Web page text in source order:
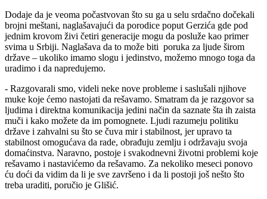
Dodaje da je veoma počastvovan što su ga u selu srdačno dočekali
brojni meštani, naglašavajući da porodice poput Gerzića gde pod
jednim krovom živi četiri generacije mogu da posluže kao primer
svima u Srbiji. Naglašava da to može biti poruka za ljude širom
države – ukoliko imamo slogu i jedinstvo, možemo mnogo toga da
uradimo i da napredujemo.
- Razgovarali smo, videli neke nove probleme i saslušali njihove
muke koje ćemo nastojati da rešavamo. Smatram da je razgovor sa
ljudima i direktna komunikacija jedini način da saznate šta ih zaista
muči i kako možete da im pomognete. Ljudi razumeju politiku
države i zahvalni su što se čuva mir i stabilnost, jer upravo ta
stabilnost omogućava da rade, obrađuju zemlju i održavaju svoja
domaćinstva. Naravno, postoje i svakodnevni životni problemi koje
rešavamo i nastavićemo da rešavamo. Za nekoliko meseci ponovo
ću doći da vidim da li je sve završeno i da li postoji još nešto što
treba uraditi, poručio je Glišić.